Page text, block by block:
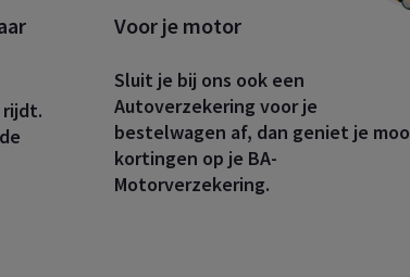
doen in je MyAXA
Voor je motor
Sluit je bij ons ook een
Autoverzekering voor je
bestelwagen af, dan geniet je
kortingen op je BA-
Motorverzekering.